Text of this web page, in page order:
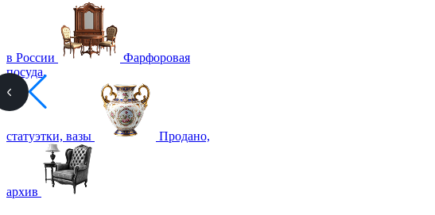
в России
Фарфоровая
посуда,
статуэтки, вазы Продано,
архив